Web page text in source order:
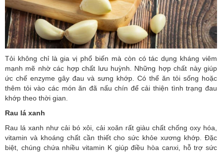
Tỏi không chỉ là gia vị phổ biến mà còn có tác dụng kháng viêm
mạnh mẽ nhờ các hợp chất lưu huỳnh. Những hợp chất này giúp
ức chế enzyme gây đau và sưng khớp. Có thể ăn tỏi sống hoặc
thêm tỏi vào các món ăn đã nấu chín để cải thiện tình trạng đau
khớp theo thời gian.
Rau lá xanh
Rau lá xanh như cải bó xôi, cải xoăn rất giàu chất chống oxy hóa,
vitamin và khoáng chất cần thiết cho sức khỏe xương khớp. Đặc
biệt, chúng chứa nhiều vitamin K giúp điều hòa canxi, hỗ trợ sức